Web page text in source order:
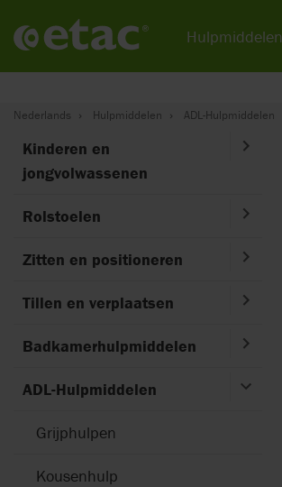
Nederlands Hulpmiddelen ADL-Hulpmiddelen
Kinderen en
jongvolwassenen
Rolstoelen
Zitten en positioneren
Tillen en verplaatsen
Badkamerhulpmiddelen
ADL-Hulpmiddelen
Grijphulpen
Kousenhulp
Hulpmiddelen